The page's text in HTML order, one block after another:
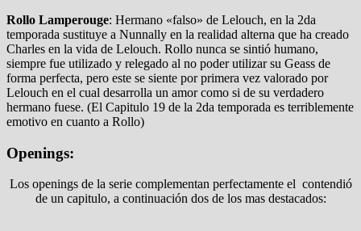
Rollo Lamperouge: Hermano «falso» de Lelouch, en la 2da
temporada sustituye a Nunnally en la realidad alterna que ha creado
Charles en la vida de Lelouch. Rollo nunca se sintió humano,
siempre fue utilizado y relegado al no poder utilizar su Geass de
forma perfecta, pero este se siente por primera vez valorado por
Lelouch en el cual desarrolla un amor como si de su verdadero
hermano fuese. (El Capitulo 19 de la 2da temporada es terriblemente
emotivo en cuanto a Rollo)
Openings:
Los openings de la serie complementan perfectamente el contendió
de un capitulo, a continuación dos de los mas destacados: